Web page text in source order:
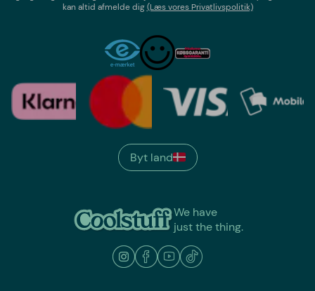
kan altid afmelde dig(Læs vores Privatlivspolitik)
We have
just the thing.
Byt land